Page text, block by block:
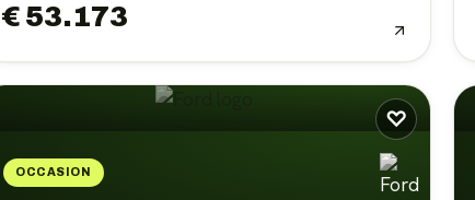
€ 53.173
♡
OCCASION